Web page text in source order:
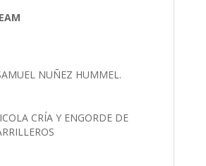
NUÑEZ HUMMEL.
CRÍA Y ENGORDE DE